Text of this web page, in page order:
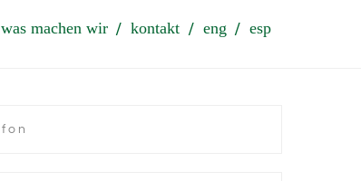
was machen wir kontakt eng esp